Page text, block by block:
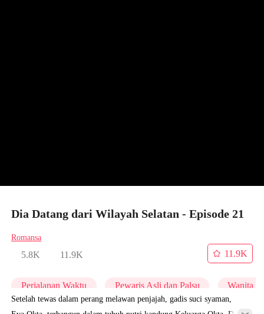
Dia Datang dari Wilayah Selatan - Episode 21
Romansa
5.8K 11.9K
11.9K
Perjalanan Waktu Pewaris Asli dan Palsu Wanita
Setelah tewas dalam perang melawan penjajah, gadis suci syaman,